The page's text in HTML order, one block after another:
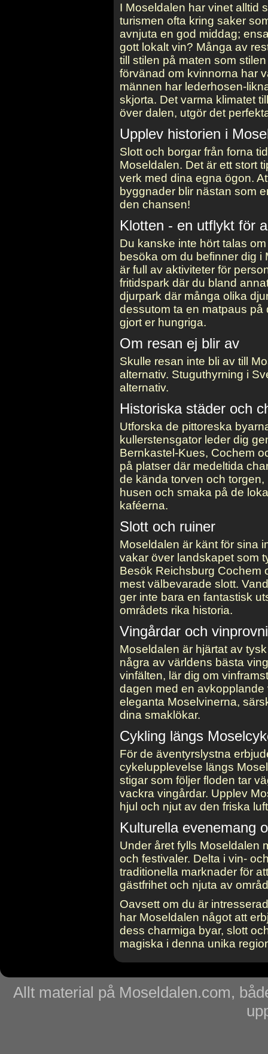
I Moseldalen har vinet alltid
turismen ofta kring saker
avnjuta en god middag;
gott lokalt vin? Många av
till stilen på maten som
förvänad om kvinnorna har
männen har lederhosen-
skjorta. Det varma klimatet
över dalen, utgör det
Upplev historien i
Slott och borgar från forna
Moseldalen. Det är ett stort
verk med dina egna ögon.
byggnader blir nästan som
den chansen!
Klotten - en utflykt för
Du kanske inte hört talas
besöka om du befinner dig i
är full av aktiviteter för
fritidspark där du bland
djurpark där många olika
dessutom ta en matpaus
gjort er hungriga.
Om resan ej blir av
Skulle resan inte bli av till
alternativ. Stuguthyrning i
alternativ.
Historiska städer och
Utforska de pittoreska
kullerstensgator leder dig
Bernkastel-Kues, Cochem
på platser där medeltida
de kända torven och
husen och smaka på de
kaféerna.
Slott och ruiner
Moseldalen är känt för sina
vakar över landskapet som
Besök Reichsburg Cochem
mest välbevarade slott.
ger inte bara en fantastisk
områdets rika historia.
Vingårdar och
Moseldalen är hjärtat av
några av världens bästa
vinfälten, lär dig om
dagen med en
eleganta Moselvinerna,
dina smaklökar.
Cykling längs
För de äventyrslystna
cykelupplevelse längs
stigar som följer floden tar
vackra vingårdar. Upplev
hjul och njut av den friska
Kulturella evenemang
Under året fylls Moseldalen
och festivaler. Delta i vin-
traditionella marknader för
gästfrihet och njuta av
Oavsett om du är
har Moseldalen något att
dess charmiga byar, slott
magiska i denna unika
Allt material på Moseldalen.com,